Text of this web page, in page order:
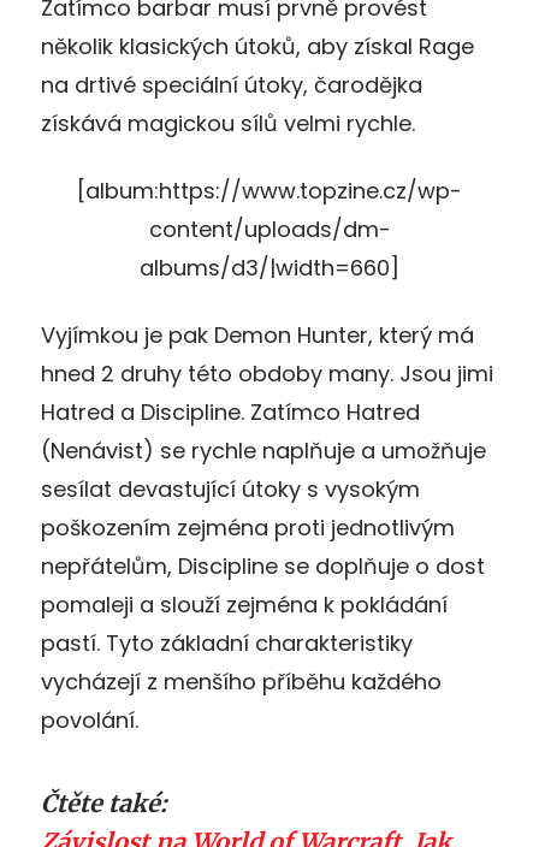
Zatímco barbar musí prvně provést
několik klasických útoků, aby získal Rage
na drtivé speciální útoky, čarodějka
získává magickou sílů velmi rychle.
[album:https://www.topzine.cz/wp-
content/uploads/dm-
albums/d3/|width=660]
Vyjímkou je pak Demon Hunter, který má
hned 2 druhy této obdoby many. Jsou jimi
Hatred a Discipline. Zatímco Hatred
(Nenávist) se rychle naplňuje a umožňuje
sesílat devastující útoky s vysokým
poškozením zejména proti jednotlivým
nepřátelům, Discipline se doplňuje o dost
pomaleji a slouží zejména k pokládání
pastí. Tyto základní charakteristiky
vycházejí z menšího příběhu každého
povolání.
Čtěte také: